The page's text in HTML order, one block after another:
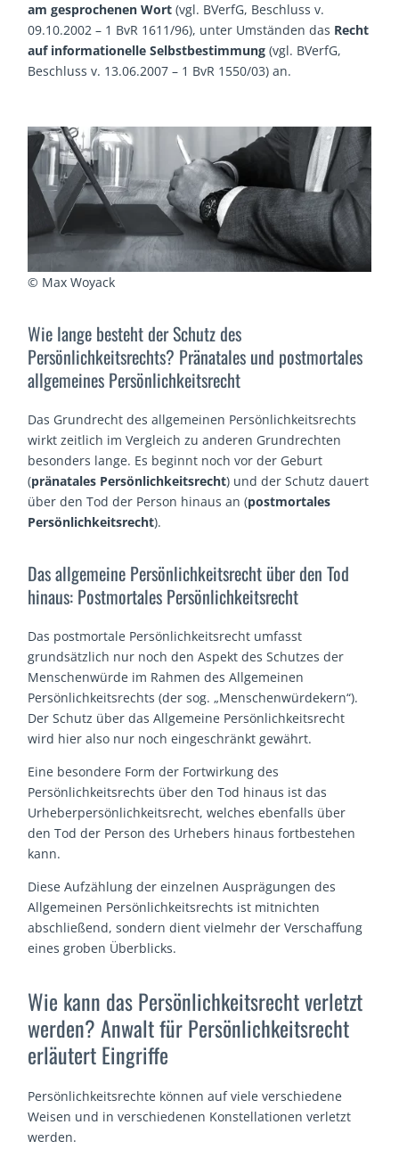
am gesprochenen Wort (vgl. BVerfG, Beschluss v.
09.10.2002 – 1 BvR 1611/96), unter Umständen das Recht
auf informationelle Selbstbestimmung (vgl. BVerfG,
Beschluss v. 13.06.2007 – 1 BvR 1550/03) an.
© Max Woyack
Wie lange besteht der Schutz des
Persönlichkeitsrechts? Pränatales und postmortales
allgemeines Persönlichkeitsrecht
Das Grundrecht des allgemeinen Persönlichkeitsrechts
wirkt zeitlich im Vergleich zu anderen Grundrechten
besonders lange. Es beginnt noch vor der Geburt
(pränatales Persönlichkeitsrecht) und der Schutz dauert
über den Tod der Person hinaus an (postmortales
Persönlichkeitsrecht).
Das allgemeine Persönlichkeitsrecht über den Tod
hinaus: Postmortales Persönlichkeitsrecht
Das postmortale Persönlichkeitsrecht umfasst
grundsätzlich nur noch den Aspekt des Schutzes der
Menschenwürde im Rahmen des Allgemeinen
Persönlichkeitsrechts (der sog. „Menschenwürdekern“).
Der Schutz über das Allgemeine Persönlichkeitsrecht
wird hier also nur noch eingeschränkt gewährt.
Eine besondere Form der Fortwirkung des
Persönlichkeitsrechts über den Tod hinaus ist das
Urheberpersönlichkeitsrecht, welches ebenfalls über
den Tod der Person des Urhebers hinaus fortbestehen
kann.
Diese Aufzählung der einzelnen Ausprägungen des
Allgemeinen Persönlichkeitsrechts ist mitnichten
abschließend, sondern dient vielmehr der Verschaffung
eines groben Überblicks.
Wie kann das Persönlichkeitsrecht verletzt
werden? Anwalt für Persönlichkeitsrecht
erläutert Eingriffe
Persönlichkeitsrechte können auf viele verschiedene
Weisen und in verschiedenen Konstellationen verletzt
werden.